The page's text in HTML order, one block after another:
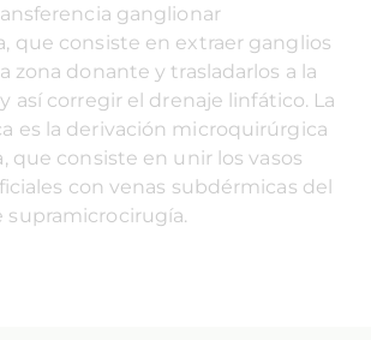
ganglionar
que consiste en extraer ganglios
zona donante y trasladarlos a la
así corregir el drenaje linfático. La
es la derivación microquirúrgica
que consiste en unir los vasos
con venas subdérmicas del
supramicrocirugía.